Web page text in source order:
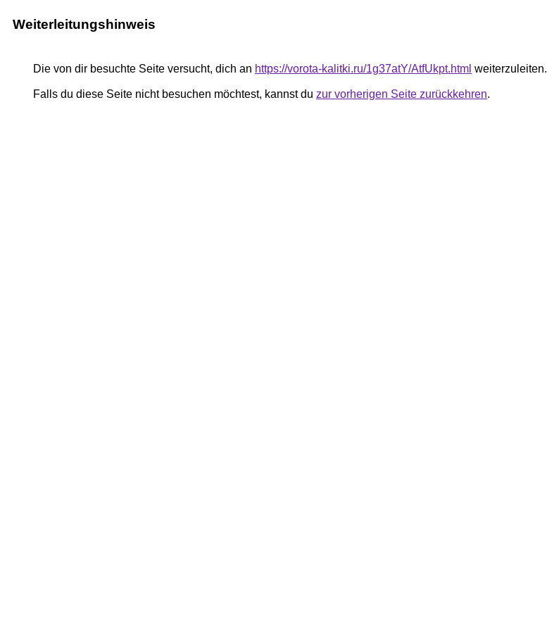
Weiterleitungshinweis
Die von dir besuchte Seite versucht, dich an https://vorota-kalitki.ru/1g37atY/AtfUkpt.html weiterzuleiten.
Falls du diese Seite nicht besuchen möchtest, kannst du zur vorherigen Seite zurückkehren.